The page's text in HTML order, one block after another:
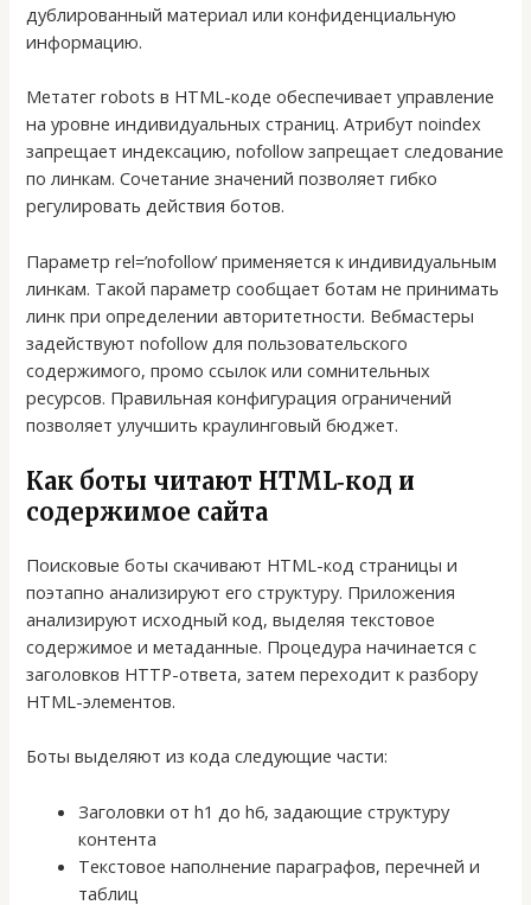
дублированный материал или конфиденциальную
информацию.
Метатег robots в HTML-коде обеспечивает управление
на уровне индивидуальных страниц. Атрибут noindex
запрещает индексацию, nofollow запрещает следование
по линкам. Сочетание значений позволяет гибко
регулировать действия ботов.
Параметр rel=’nofollow’ применяется к индивидуальным
линкам. Такой параметр сообщает ботам не принимать
линк при определении авторитетности. Вебмастеры
задействуют nofollow для пользовательского
содержимого, промо ссылок или сомнительных
ресурсов. Правильная конфигурация ограничений
позволяет улучшить краулинговый бюджет.
Как боты читают HTML‑код и
содержимое сайта
Поисковые боты скачивают HTML-код страницы и
поэтапно анализируют его структуру. Приложения
анализируют исходный код, выделяя текстовое
содержимое и метаданные. Процедура начинается с
заголовков HTTP-ответа, затем переходит к разбору
HTML-элементов.
Боты выделяют из кода следующие части:
Заголовки от h1 до h6, задающие структуру
контента
Текстовое наполнение параграфов, перечней и
таблиц